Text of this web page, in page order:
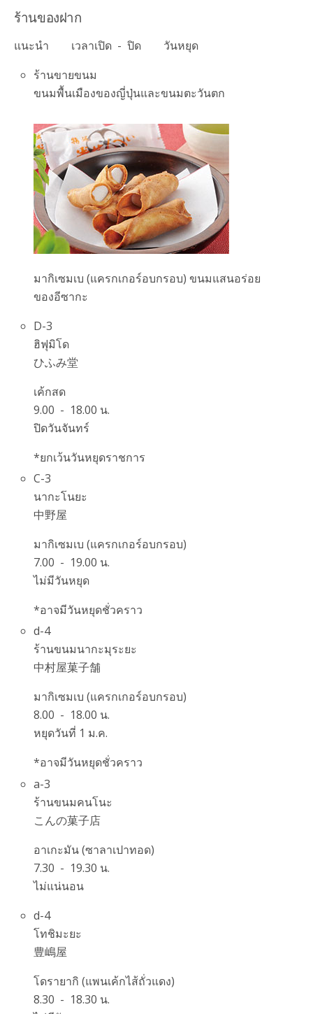
ร้านของฝาก
แนะนำ เวลาเปิด - ปิด วันหยุด
ร้านขายขนม
ขนมพื้นเมืองของญี่ปุ่นและขนมตะวันตก
มากิเซมเบ (แครกเกอร์อบกรอบ) ขนมแสนอร่อย
ของอีซากะ
D-3
ฮิฟุมิโด
ひふみ堂
เค้กสด
9.00 - 18.00 น.
ปิดวันจันทร์
*ยกเว้นวันหยุดราชการ
C-3
นากะโนยะ
中野屋
มากิเซมเบ (แครกเกอร์อบกรอบ)
7.00 - 19.00 น.
ไม่มีวันหยุด
*อาจมีวันหยุดชั่วคราว
d-4
ร้านขนมนากะมุระยะ
中村屋菓子舗
มากิเซมเบ (แครกเกอร์อบกรอบ)
8.00 - 18.00 น.
หยุดวันที่ 1 ม.ค.
*อาจมีวันหยุดชั่วคราว
a-3
ร้านขนมคนโนะ
こんの菓子店
อาเกะมัน (ซาลาเปาทอด)
7.30 - 19.30 น.
ไม่แน่นอน
d-4
โทชิมะยะ
豊嶋屋
โดรายากิ (แพนเค้กไส้ถั่วแดง)
8.30 - 18.30 น.